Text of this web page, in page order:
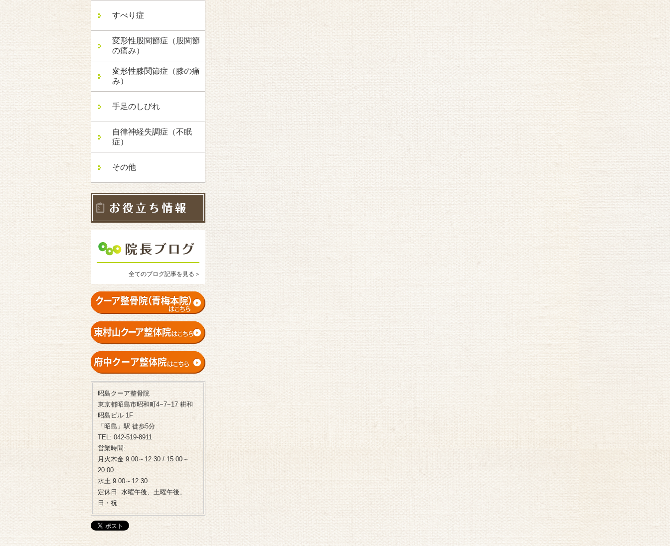
すべり症
変形性股関節症（股関節
の痛み）
変形性膝関節症（膝の痛
み）
手足のしびれ
自律神経失調症（不眠
症）
その他
全てのブログ記事を見る＞
昭島クーア整骨院
東京都昭島市昭和町4−7−17 耕和
昭島ビル 1F
「昭島」駅 徒歩5分
TEL: 042-519-8911
営業時間:
月火木金 9:00～12:30 / 15:00～
20:00
水土 9:00～12:30
定休日: 水曜午後、土曜午後、
日・祝